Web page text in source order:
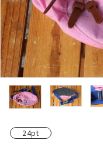
価格で選ぶ
買取案内
レンタル・修理
店舗情報
POLICY
24pt